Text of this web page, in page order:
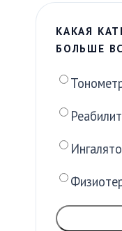
КАКАЯ
БОЛЬШЕ